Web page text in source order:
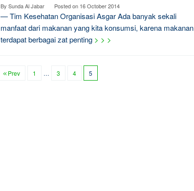
By Sunda Al Jabar Posted on 16 October 2014
— Tim Kesehatan Organisasi Asgar Ada banyak sekali
manfaat dari makanan yang kita konsumsi, karena makanan
terdapat berbagai zat penting > > >
Prev 1 … 3 4 5